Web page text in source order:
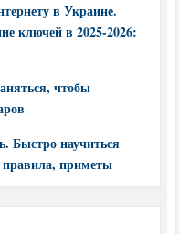
в Украине.
ключей в 2025-2026:
чтобы
Быстро научиться
правила, приметы